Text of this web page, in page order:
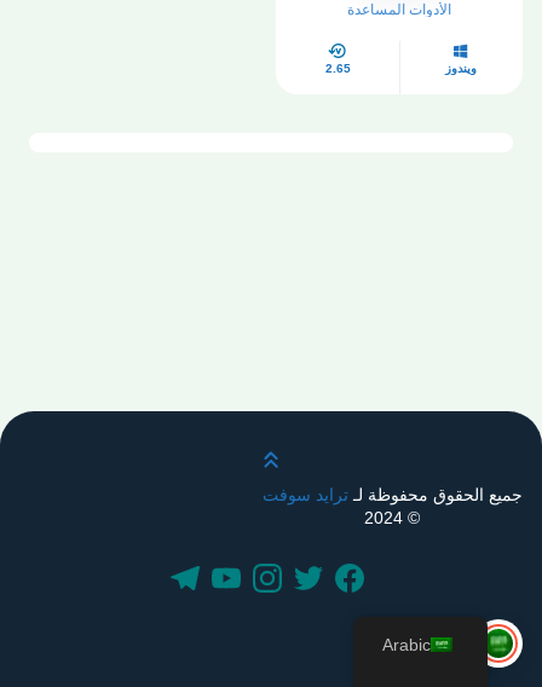
الأدوات المساعدة
ويندوز 2.65
قم بالتمرير لأعلى
جميع الحقوق محفوظة لـترايد سوفت
© 2024
Arabic